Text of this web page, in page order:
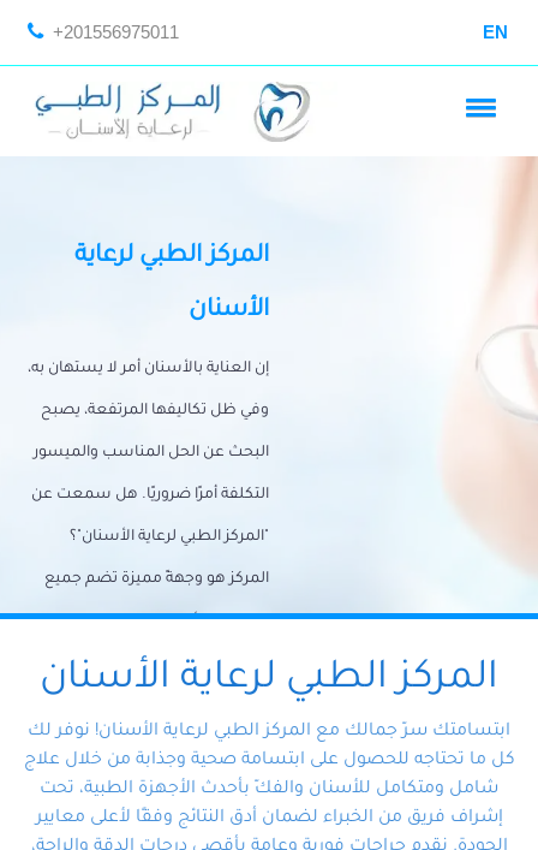
+201556975011 EN
المركز الطبي لرعاية
الأسنان
إن العناية بالأسنان أمر لا يستهان به،
وفي ظل تكاليفها المرتفعة، يصبح
البحث عن الحل المناسب والميسور
التكلفة أمرًا ضروريًا. هل سمعت عن
"المركز الطبي لرعاية الأسنان"؟
المركز هو وجهةً مميزة تضم جميع
احتياجات الأسنان تحت سقف واحد،
وتضمن لك حلاً شاملًا لجميع
المتخصص ذوي الخبرة، ستجد نفسك
في أيد أمينة تلبي احتياجاتك بكل
احترافية ودقة.
المركز الطبي لرعاية الأسنان
ابتسامتك سرّ جمالك مع المركز الطبي لرعاية الأسنان! نوفر لك
كل ما تحتاجه للحصول على ابتسامة صحية وجذابة من خلال علاج
شامل ومتكامل للأسنان والفكّ بأحدث الأجهزة الطبية، تحت
إشراف فريق من الخبراء لضمان أدق النتائج وفقًا لأعلى معايير